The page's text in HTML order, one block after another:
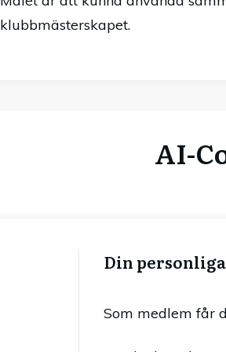
klubbmästerskapet.
AI-
Din
Som medlem får